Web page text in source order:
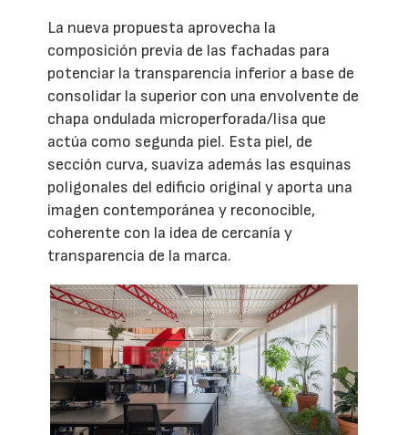
La nueva propuesta aprovecha la
composición previa de las fachadas para
potenciar la transparencia inferior a base de
consolidar la superior con una envolvente de
chapa ondulada microperforada/lisa que
actúa como segunda piel. Esta piel, de
sección curva, suaviza además las esquinas
poligonales del edificio original y aporta una
imagen contemporánea y reconocible,
coherente con la idea de cercanía y
transparencia de la marca.